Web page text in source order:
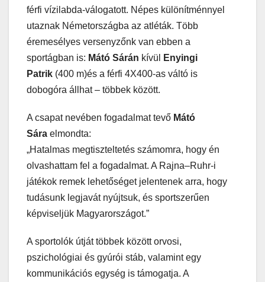
férfi vízilabda-válogatott. Népes különítménnyel
utaznak Németországba az atléták. Több
éremesélyes versenyzőnk van ebben a
sportágban is: Mátó Sárán kívül
Enyingi
Patrik (400 m)és a férfi 4X400-as váltó is
dobogóra állhat – többek között.
A csapat nevében fogadalmat tevő Mátó
Sára elmondta:
„Hatalmas megtiszteltetés számomra, hogy én
olvashattam fel a fogadalmat. A Rajna–Ruhr-i
játékok remek lehetőséget jelentenek arra, hogy
tudásunk legjavát nyújtsuk, és sportszerűen
képviseljük Magyarországot.”
A sportolók útját többek között orvosi,
pszichológiai és gyúrói stáb, valamint egy
kommunikációs egység is támogatja. A